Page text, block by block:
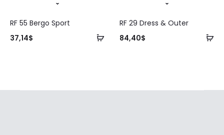
Tambah
RF 55 Bergo Sport
37,14$
RF 29 Dress & Outer
84,40$